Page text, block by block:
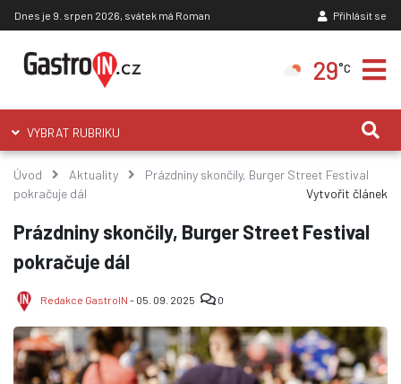
Dnes je 9. srpen 2026, svátek má Roman Přihlásit se
29°C
VYBRAT RUBRIKU
Úvod Aktuality
Prázdniny skončily, Burger Street Festival
pokračuje dál
Vytvořit článek
Prázdniny skončily, Burger Street Festival
pokračuje dál
Redakce GastroIN - 05. 09. 2025 0